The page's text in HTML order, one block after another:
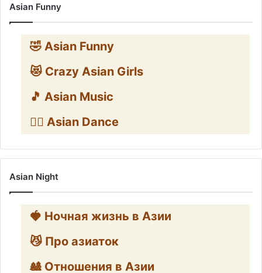
Asian Funny
🤣 Asian Funny
😻 Crazy Asian Girls
🎵 Asian Music
👯‍♀️ Asian Dance
Asian Night
🍓 Ночная жизнь в Азии
😼 Про азиаток
🎎 Отношения в Азии